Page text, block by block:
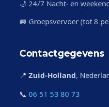
🌙 24/7 Nacht- en
🚐 Groepsvervoer (tot 8
Contactgegevens
📍 Zuid-Holland,
📞 06 51 53 80 73